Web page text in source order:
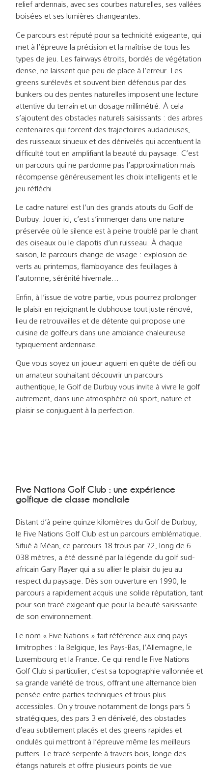
relief ardennais, avec ses courbes naturelles, ses vallées
boisées et ses lumières changeantes.
Ce parcours est réputé pour sa technicité exigeante, qui
met à l’épreuve la précision et la maîtrise de tous les
types de jeu. Les fairways étroits, bordés de végétation
dense, ne laissent que peu de place à l’erreur. Les
greens surélevés et souvent bien défendus par des
bunkers ou des pentes naturelles imposent une lecture
attentive du terrain et un dosage millimétré. À cela
s’ajoutent des obstacles naturels saisissants : des arbres
centenaires qui forcent des trajectoires audacieuses,
des ruisseaux sinueux et des dénivelés qui accentuent la
difficulté tout en amplifiant la beauté du paysage. C’est
un parcours qui ne pardonne pas l’approximation mais
récompense généreusement les choix intelligents et le
jeu réfléchi.
Le cadre naturel est l’un des grands atouts du Golf de
Durbuy. Jouer ici, c’est s’immerger dans une nature
préservée où le silence est à peine troublé par le chant
des oiseaux ou le clapotis d’un ruisseau. À chaque
saison, le parcours change de visage : explosion de
verts au printemps, flamboyance des feuillages à
l’automne, sérénité hivernale…
Enfin, à l’issue de votre partie, vous pourrez prolonger
le plaisir en rejoignant le clubhouse tout juste rénové,
lieu de retrouvailles et de détente qui propose une
cuisine de golfeurs dans une ambiance chaleureuse
typiquement ardennaise.
Que vous soyez un joueur aguerri en quête de défi ou
un amateur souhaitant découvrir un parcours
authentique, le Golf de Durbuy vous invite à vivre le golf
autrement, dans une atmosphère où sport, nature et
plaisir se conjuguent à la perfection.
Five Nations Golf Club : une expérience
golfique de classe mondiale
Distant d’à peine quinze kilomètres du Golf de Durbuy,
le Five Nations Golf Club est un parcours emblématique.
Situé à Méan, ce parcours 18 trous par 72, long de 6
038 mètres, a été dessiné par la légende du golf sud-
africain Gary Player qui a su allier le plaisir du jeu au
respect du paysage. Dès son ouverture en 1990, le
parcours a rapidement acquis une solide réputation, tant
pour son tracé exigeant que pour la beauté saisissante
de son environnement.
Le nom « Five Nations » fait référence aux cinq pays
limitrophes : la Belgique, les Pays-Bas, l’Allemagne, le
Luxembourg et la France. Ce qui rend le Five Nations
Golf Club si particulier, c’est sa topographie vallonnée et
sa grande variété de trous, offrant une alternance bien
pensée entre parties techniques et trous plus
accessibles. On y trouve notamment de longs pars 5
stratégiques, des pars 3 en dénivelé, des obstacles
d’eau subtilement placés et des greens rapides et
ondulés qui mettront à l’épreuve même les meilleurs
putters. Le tracé serpente à travers bois, longe des
étangs naturels et offre plusieurs points de vue